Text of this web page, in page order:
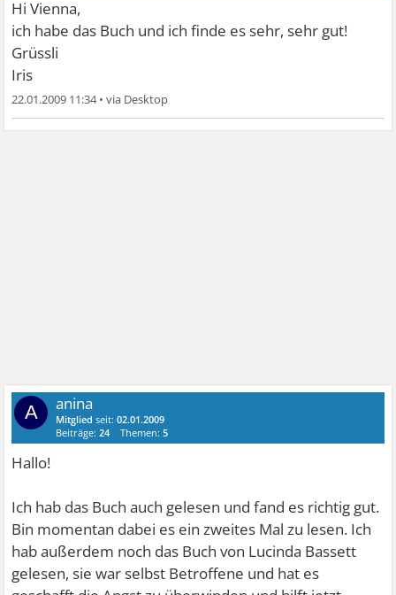
Hi Vienna,
ich habe das Buch und ich finde es sehr, sehr gut!
Grüssli
Iris
22.01.2009 11:34•
A anina
Mitglied seit:02.01.2009
Beiträge:24 Themen:5
Hallo!
Ich hab das Buch auch gelesen und fand es richtig gut.
Bin momentan dabei es ein zweites Mal zu lesen. Ich
hab außerdem noch das Buch von Lucinda Bassett
gelesen, sie war selbst Betroffene und hat es